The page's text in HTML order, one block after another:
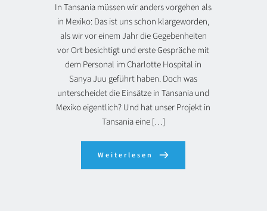
In Tansania müssen wir anders vorgehen als
in Mexiko: Das ist uns schon klargeworden,
als wir vor einem Jahr die Gegebenheiten
vor Ort besichtigt und erste Gespräche mit
dem Personal im Charlotte Hospital in
Sanya Juu geführt haben. Doch was
unterscheidet die Einsätze in Tansania und
Mexiko eigentlich? Und hat unser Projekt in
Tansania eine […]
Weiterlesen